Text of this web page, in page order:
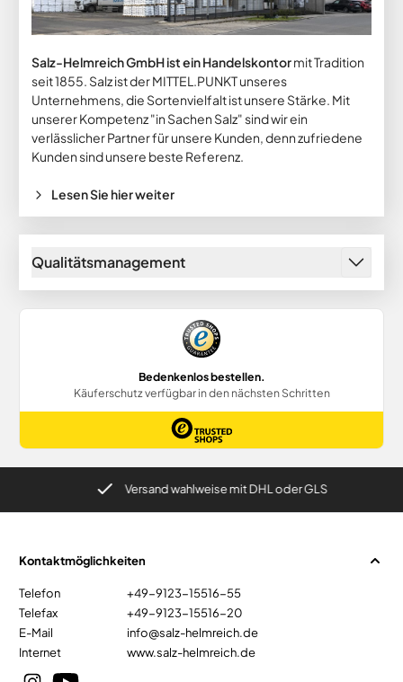
Salz-Helmreich GmbH ist ein Handelskontormit Tradition
seit 1855. Salz ist der MITTEL.PUNKT unseres
Unternehmens, die Sortenvielfalt ist unsere Stärke. Mit
unserer Kompetenz "in Sachen Salz" sind wir ein
verlässlicher Partner für unsere Kunden, denn zufriedene
Kunden sind unsere beste Referenz.
Lesen Sie hier weiter
Qualitätsmanagement
Versand wahlweise mit DHL oder GLS
Kontaktmöglichkeiten
Telefon
+49-9123-15516-55
Telefax
+49-9123-15516-20
E-Mail
info@salz-helmreich.de
Internet
www.salz-helmreich.de